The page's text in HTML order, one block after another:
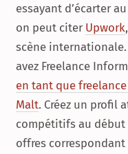
essayant d’écarter
on peut citer Upwork,
scène internationale.
avez Freelance
en tant que
Malt. Créez un profil
compétitifs au début
offres correspondant